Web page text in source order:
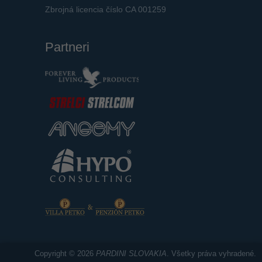
Zbrojná licencia číslo CA 001259
Partneri
Copyright © 2026 PARDINI SLOVAKIA. Všetky práva vyhradené.